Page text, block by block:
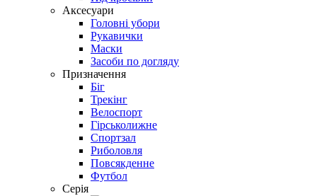
Аксесуари
Головні убори
Рукавички
Маски
Засоби по догляду
Призначення
Біг
Трекінг
Велоспорт
Гірськолижне
Спортзал
Риболовля
Повсякденне
Футбол
Серія